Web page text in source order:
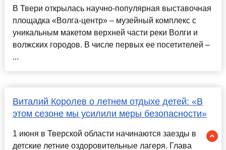
В Твери открылась научно-популярная выставочная
площадка «Волга-центр» – музейный комплекс с
уникальным макетом верхней части реки Волги и
волжских городов. В числе первых ее посетителей –
...
Виталий Королев о летнем отдыхе детей: «В
этом сезоне мы усилили меры безопасности»
1 июня в Тверской области начинаются заезды в
детские летние оздоровительные лагеря. Глава